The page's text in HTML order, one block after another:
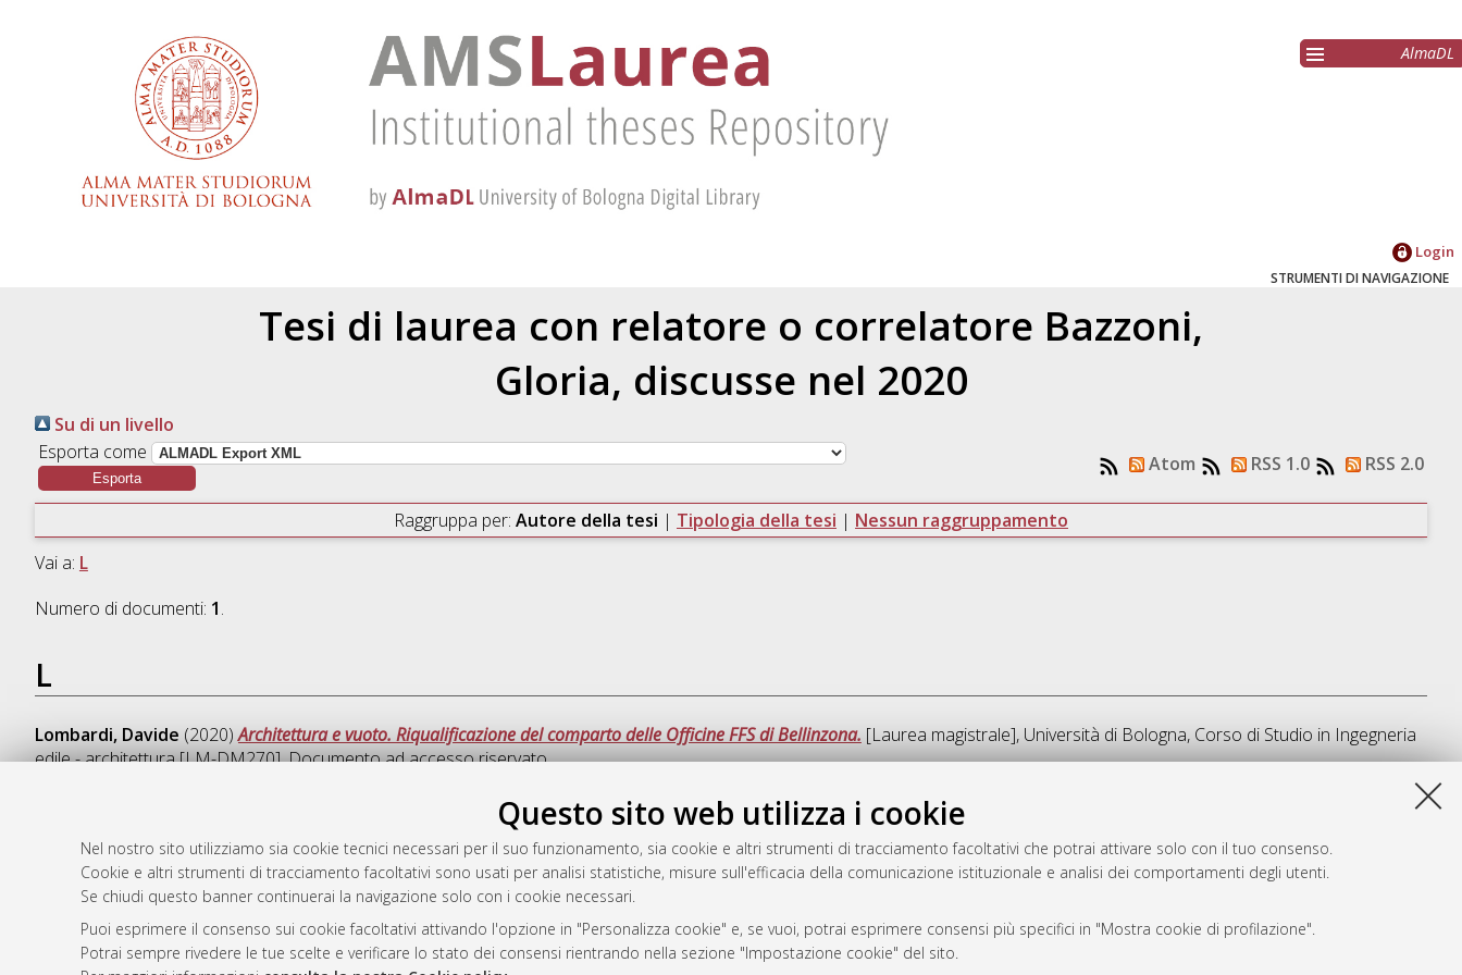
Questo sito web utilizza i cookie
Nel nostro sito utilizziamo sia cookie tecnici necessari per il suo funzionamento, sia cookie e altri strumenti di tracciamento facoltativi che potrai attivare solo con il tuo consenso.
Cookie e altri strumenti di tracciamento facoltativi sono usati per analisi statistiche, misure sull'efficacia della comunicazione istituzionale e analisi dei comportamenti degli utenti.
Se chiudi questo banner continuerai la navigazione solo con i cookie necessari.
Puoi esprimere il consenso sui cookie facoltativi attivando l'opzione in "Personalizza cookie" e, se vuoi, potrai esprimere consensi più specifici in "Mostra cookie di profilazione".
Potrai sempre rivedere le tue scelte e verificare lo stato dei consensi rientrando nella sezione "Impostazione cookie" del sito.
AlmaDL
Login
STRUMENTI DI NAVIGAZIONE
Tesi di laurea con relatore o correlatore Bazzoni,
Gloria, discusse nel 2020
Su di un livello
Esporta come
Atom RSS 1.0 RSS 2.0
Raggruppa per: Autore della tesi | Tipologia della tesi | Nessun raggruppamento
Vai a: L
Numero di documenti: 1.
L
Lombardi, Davide (2020)Architettura e vuoto. Riqualificazione del comparto delle Officine FFS di Bellinzona. [Laurea magistrale], Università di Bologna, Corso di Studio in Ingegneria
edile - architettura [LM-DM270], Documento ad accesso riservato.
Questa lista e' stata generata il Fri Aug 7 12:09:21 2026 CEST
Atom
Rss 2.0
AMS Laurea
Servizio implementato e gestito da
Impostazioni Cookie
Informativa sulla privacy